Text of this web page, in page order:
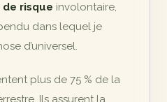
de risque involontaire,
dans lequel je
d’universel.
plus de 75 % de la
Ils assurent la